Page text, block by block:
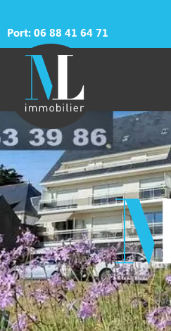
Port: 06 88 41 64 71